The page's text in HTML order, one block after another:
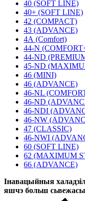
40 (SOFT LINE)
40+ (SOFT LINE)
42 (COMPACT)
43 (ADVANCE)
4А (Comfort)
44-N
44-ND
45-ND
46 (MINI)
46 (ADVANCE)
46-NL
46-ND
46-NDI
46-NW
47 (CLASSIC)
46-NWI
60 (SOFT LINE)
62 (MAXIMUM
66 (ADVANCE)
Інавацыйныя
яшчэ больш